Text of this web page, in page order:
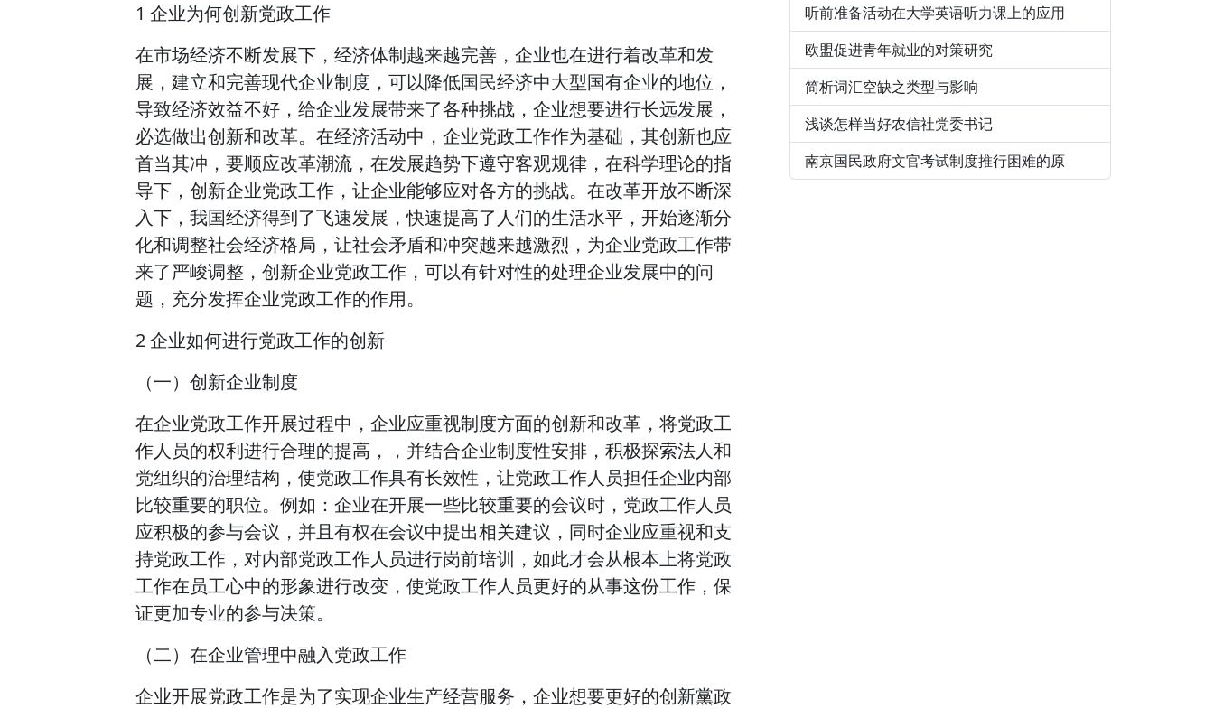
1 企业为何创新党政工作
在市场经济不断发展下，经济体制越来越完善，企业也在进行着改革和发
展，建立和完善现代企业制度，可以降低国民经济中大型国有企业的地位，
导致经济效益不好，给企业发展带来了各种挑战，企业想要进行长远发展，
必选做出创新和改革。在经济活动中，企业党政工作作为基础，其创新也应
首当其冲，要顺应改革潮流，在发展趋势下遵守客观规律，在科学理论的指
导下，创新企业党政工作，让企业能够应对各方的挑战。在改革开放不断深
入下，我国经济得到了飞速发展，快速提高了人们的生活水平，开始逐渐分
化和调整社会经济格局，让社会矛盾和冲突越来越激烈，为企业党政工作带
来了严峻调整，创新企业党政工作，可以有针对性的处理企业发展中的问
题，充分发挥企业党政工作的作用。
2 企业如何进行党政工作的创新
（一）创新企业制度
在企业党政工作开展过程中，企业应重视制度方面的创新和改革，将党政工
作人员的权利进行合理的提高，，并结合企业制度性安排，积极探索法人和
党组织的治理结构，使党政工作具有长效性，让党政工作人员担任企业内部
比较重要的职位。例如：企业在开展一些比较重要的会议时，党政工作人员
应积极的参与会议，并且有权在会议中提出相关建议，同时企业应重视和支
持党政工作，对内部党政工作人员进行岗前培训，如此才会从根本上将党政
工作在员工心中的形象进行改变，使党政工作人员更好的从事这份工作，保
证更加专业的参与决策。
（二）在企业管理中融入党政工作
企业开展党政工作是为了实现企业生产经营服务，企业想要更好的创新黨政
听前准备活动在大学英语听力课上的应用
欧盟促进青年就业的对策研究
简析词汇空缺之类型与影响
浅谈怎样当好农信社党委书记
南京国民政府文官考试制度推行困难的原